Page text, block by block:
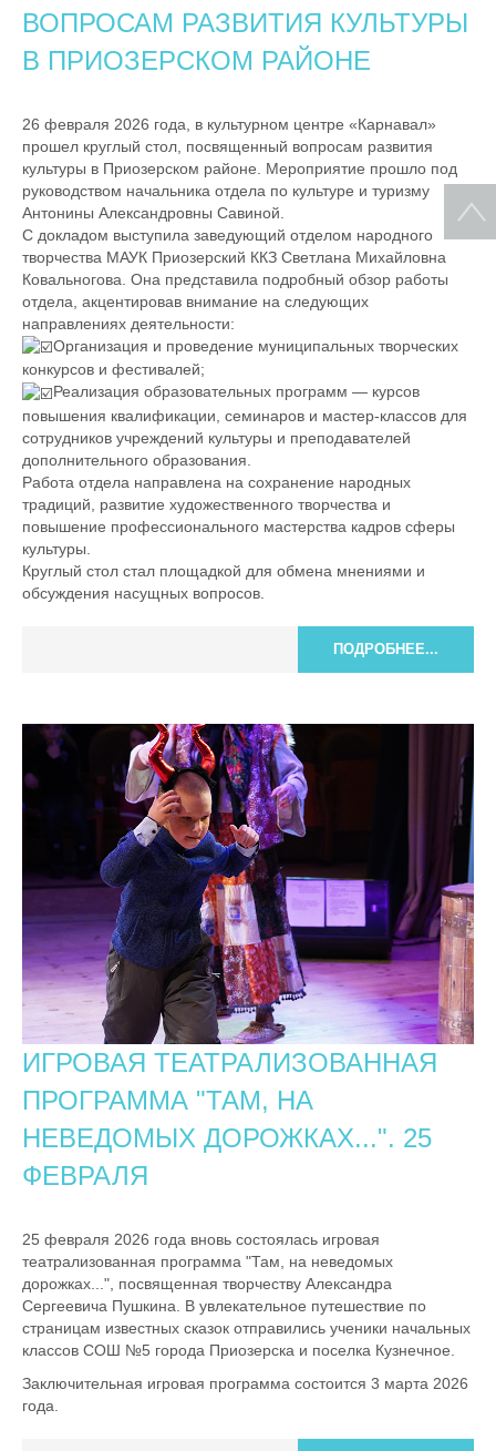
ВОПРОСАМ РАЗВИТИЯ КУЛЬТУРЫ
В ПРИОЗЕРСКОМ РАЙОНЕ
26 февраля 2026 года, в культурном центре «Карнавал»
прошел круглый стол, посвященный вопросам развития
культуры в Приозерском районе. Мероприятие прошло под
руководством начальника отдела по культуре и туризму
Антонины Александровны Савиной.
С докладом выступила заведующий отделом народного
творчества МАУК Приозерский ККЗ Светлана Михайловна
Ковальногова. Она представила подробный обзор работы
отдела, акцентировав внимание на следующих
направлениях деятельности:
Организация и проведение муниципальных творческих
конкурсов и фестивалей;
Реализация образовательных программ — курсов
повышения квалификации, семинаров и мастер-классов для
сотрудников учреждений культуры и преподавателей
дополнительного образования.
Работа отдела направлена на сохранение народных
традиций, развитие художественного творчества и
повышение профессионального мастерства кадров сферы
культуры.
Круглый стол стал площадкой для обмена мнениями и
обсуждения насущных вопросов.
ПОДРОБНЕЕ...
ИГРОВАЯ ТЕАТРАЛИЗОВАННАЯ
ПРОГРАММА "ТАМ, НА
НЕВЕДОМЫХ ДОРОЖКАХ...". 25
ФЕВРАЛЯ
25 февраля 2026 года вновь состоялась игровая
театрализованная программа "Там, на неведомых
дорожках...", посвященная творчеству Александра
Сергеевича Пушкина. В увлекательное путешествие по
страницам известных сказок отправились ученики начальных
классов СОШ №5 города Приозерска и поселка Кузнечное.
Заключительная игровая программа состоится 3 марта 2026
года.